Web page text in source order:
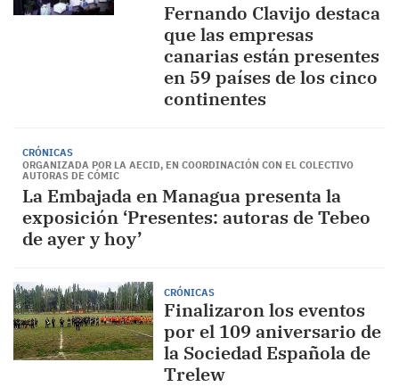
Fernando Clavijo destaca
que las empresas
canarias están presentes
en 59 países de los cinco
continentes
CRÓNICAS
ORGANIZADA POR LA AECID, EN COORDINACIÓN CON EL COLECTIVO
AUTORAS DE CÓMIC
La Embajada en Managua presenta la
exposición ‘Presentes: autoras de Tebeo
de ayer y hoy’
CRÓNICAS
Finalizaron los eventos
por el 109 aniversario de
la Sociedad Española de
Trelew